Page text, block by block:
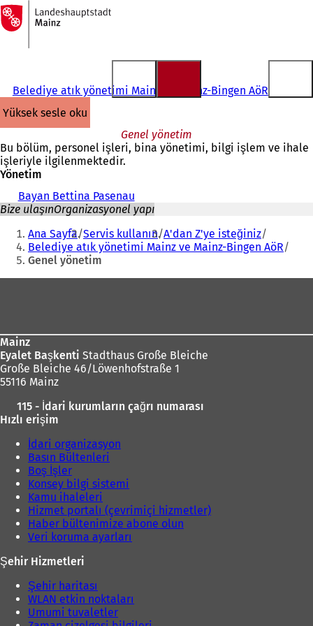
İçeriğe atla
Ana
sayfaya
Belediye atık yönetimi Mainz ve Mainz-Bingen AöR
yüksek sesle oku
Genel yönetim
Bu bölüm, personel işleri, bina yönetimi, bilgi işlem ve ihale
işleriyle ilgilenmektedir.
Yönetim
Bayan Bettina Pasenau
Bize ulaşınOrganizasyonel yapı
Buradasınız:
Ana Sayfa Servis kullanın A'dan Z'ye isteğiniz
Belediye atık yönetimi Mainz ve Mainz-Bingen AöR
Genel yönetim
Mainz
Eyalet Başkenti Stadthaus Große Bleiche
Große Bleiche 46/Löwenhofstraße 1
55116 Mainz
115 - İdari kurumların çağrı numarası
Hızlı erişim
İdari organizasyon
Basın Bültenleri
Boş İşler
Konsey bilgi sistemi
Kamu ihaleleri
Hizmet portalı (çevrimiçi hizmetler)
Haber bültenimize abone olun
Veri koruma ayarları
Şehir Hizmetleri
Şehir haritası
WLAN etkin noktaları
Umumi tuvaletler